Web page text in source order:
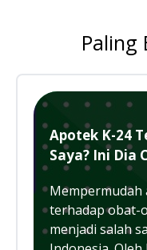
Paling
Apotek K-24
Saya? Ini Dia
Mempermudah
terhadap obat-
menjadi salah